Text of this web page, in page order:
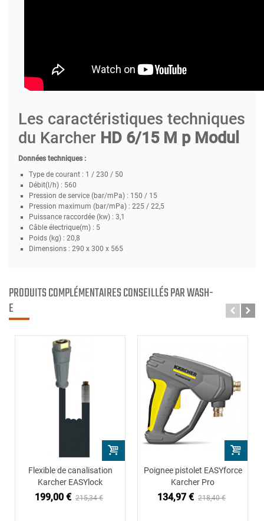
Les caractéristiques techniques
du Karcher HD 6/15 M p Modul
Données techniques :
Type de courant : 1 / 230 / 50
Débit(l/h) : 560
Pression de service (bar/mPa) : 150 / 15
Pression maximum (bar/mPa) : 225 / 22,5
Puissance raccordée (kw) : 3,1
Câble électrique(m) : 5
Poids (kg) : 20,8
Dimensions : 290 x 300 x 565
PRODUITS COMPLÉMENTAIRES CONSEILLÉS PAR WASH-
E
Flexible de canalisation
Karcher EASYlock
199,00 € 215,34 €
Poignee pistolet EASYforce
Karcher Pro
134,97 € 218,40 €